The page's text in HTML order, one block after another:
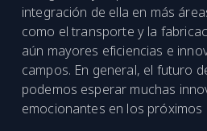
integración de ella en más
como el transporte y la
aún mayores eficiencias e
campos. En general, el futuro
podemos esperar muchas
emocionantes en los próximos